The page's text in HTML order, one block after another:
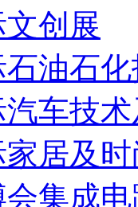
创展
石油石
汽车技
家居及
集成